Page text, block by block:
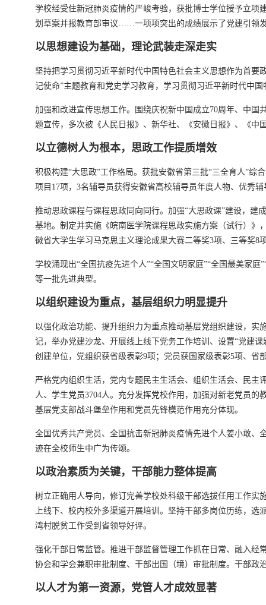
学校经受住新冠肺炎疫情的严峻考验，获批博士学位授予立项
划草案并报教育部审议……一项项突出的成绩展示了党建引领
以思想建设为基础，理论武装走深走实
坚持把学习贯彻习近平新时代中国特色社会主义思想作为首要
记使命”主题教育和党史学习教育，学习贯彻习近平新时代中
加强和改进宣传思想工作。围绕庆祝新中国成立70周年、中国
题宣传，多次被《人民日报》、新华社、《安徽日报》、《中
以立德树人为根本，思政工作提质增效
积极构建“大思政”工作格局。获批安徽省第三批“三全育人”综
项目17项，3名辅导员获得安徽省高校辅导员年度人物、优秀
推动思政课程与课程思政同向同行。加强“大思政课”建设，建
基地。制定并实施《皖南医学院课程思政实施方案（试行）》
徽省大学生学习马克思主义理论成果大赛二等奖3项、三等奖8
学校涌现出“全国抗疫先进个人”“全国文明家庭”“全国最美家
等一批先进典型。
以组织建设为重点，基层组织力明显提升
以强化政治功能、提升组织力为重点推动基层党组织建设，实
记，举办党建沙龙、开展线上线下党务工作培训、设置“党建
创建单位，党组织获省级表彰9项；党员获国家级表彰5项、省
严格党内组织生活，党内专题民主生活会、组织生活会、民主
人、学生党员3704人。充分发挥党校作用，加强对新老党员
基层党支部战斗堡垒作用和党员先锋模范作用充分体现。
全国优秀共产党员、全国抗击新冠肺炎疫情先进个人姜小敢、
迹在全校师生中广为传颂。
以政治素质为关键，干部能力整体提高
树立正确用人导向，修订完善学校处科级干部选拔任用工作
上线下、校内校外多渠道开展培训。坚持干部多岗位历练，
湾村脱贫工作受到省领导好评。
强化干部日常监管。推进干部监督管理工作抓在日常、融入
协会和学会兼职审批制度、干部出国（境）审批制度。干部政
以人才为第一资源，党管人才成效显著